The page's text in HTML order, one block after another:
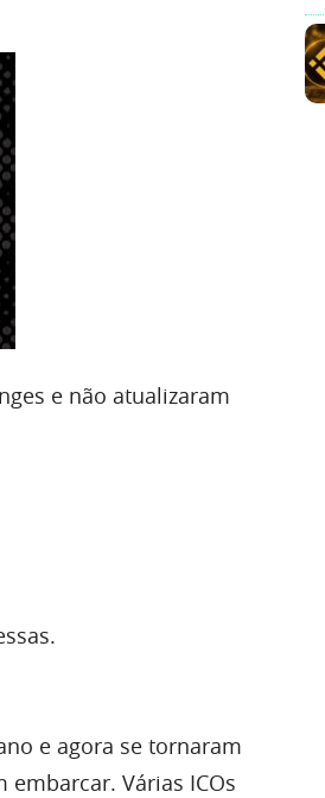
e não atualizaram
e agora se tornaram
Várias ICOs